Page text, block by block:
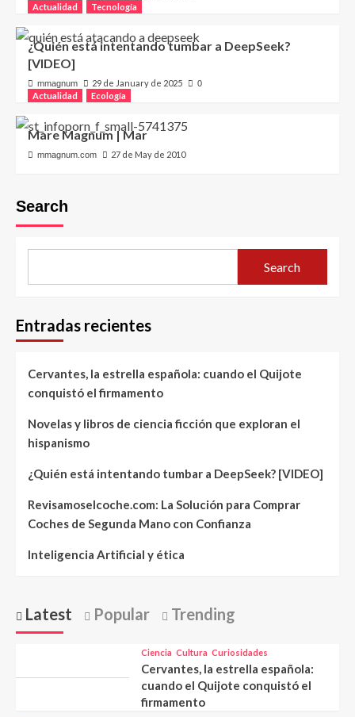
Actualidad Tecnología
¿Quién está intentando tumbar a DeepSeek?
[VIDEO]
mmagnum 29 de January de 2025 0
Actualidad Ecología
Mare Magnum | Mar
mmagnum.com 27 de May de 2010
Search
Search
Entradas recientes
Cervantes, la estrella española: cuando el Quijote
conquistó el firmamento
Novelas y libros de ciencia ficción que exploran el
hispanismo
¿Quién está intentando tumbar a DeepSeek? [VIDEO]
Revisamoselcoche.com: La Solución para Comprar
Coches de Segunda Mano con Confianza
Inteligencia Artificial y ética
Latest Popular Trending
Ciencia Cultura Curiosidades
Cervantes, la estrella española:
cuando el Quijote conquistó el
firmamento